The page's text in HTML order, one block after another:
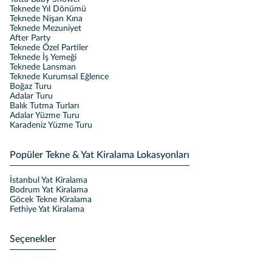
Teknede Yıl Dönümü
Teknede Nişan Kına
Teknede Mezuniyet
After Party
Teknede Özel Partiler
Teknede İş Yemeği
Teknede Lansman
Teknede Kurumsal Eğlence
Boğaz Turu
Adalar Turu
Balık Tutma Turları
Adalar Yüzme Turu
Karadeniz Yüzme Turu
Popüler Tekne & Yat Kiralama Lokasyonları
İstanbul Yat Kiralama
Bodrum Yat Kiralama
Göcek Tekne Kiralama
Fethiye Yat Kiralama
Seçenekler